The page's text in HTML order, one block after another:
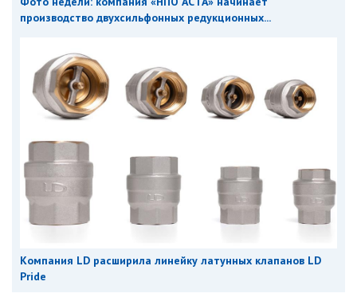
производство двухсильфонных редукционных...
Компания LD расширила линейку латунных клапанов LD
Pride